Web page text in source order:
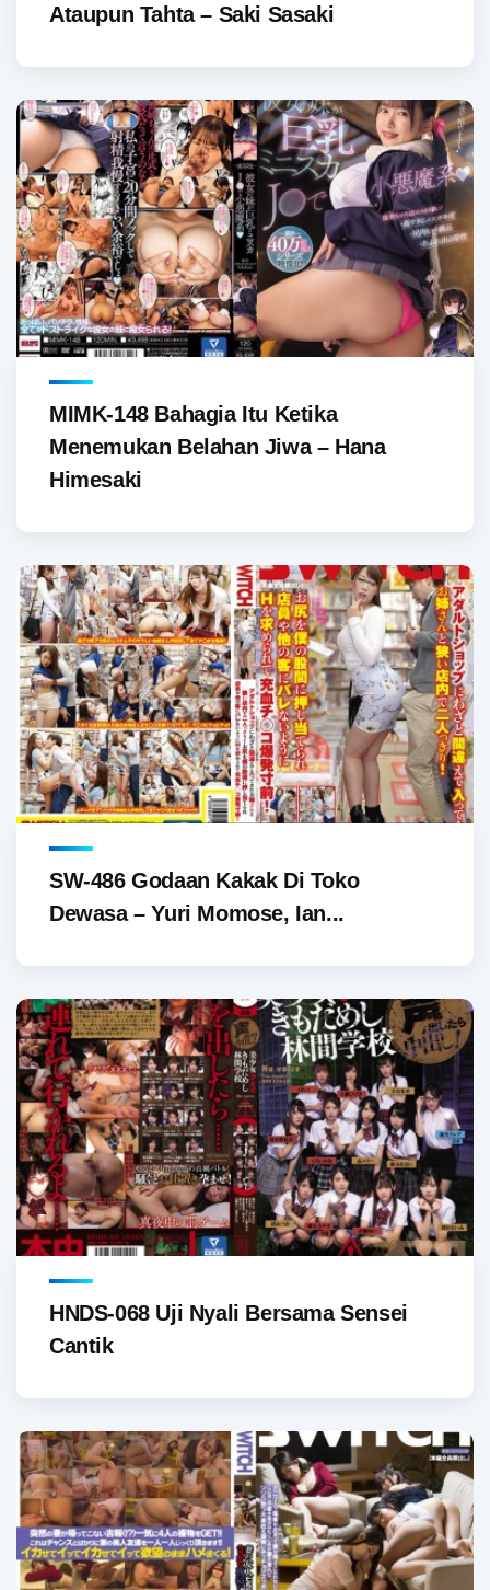
Ataupun Tahta – Saki Sasaki
MIMK-148 Bahagia Itu Ketika
Menemukan Belahan Jiwa – Hana
Himesaki
SW-486 Godaan Kakak Di Toko
Dewasa – Yuri Momose, Ian...
HNDS-068 Uji Nyali Bersama Sensei
Cantik